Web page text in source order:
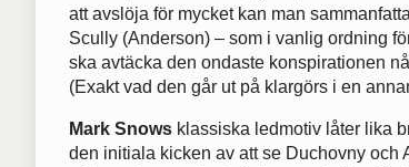
att avslöja för mycket kan man
Scully (Anderson) – som i vanlig ordning
ska avtäcka den ondaste konspirationen
(Exakt vad den går ut på klargörs i en
Mark Snows klassiska ledmotiv låter lika
den initiala kicken av att se Duchovny och